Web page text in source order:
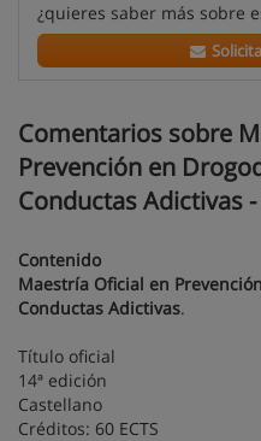
¿quieres saber más sobre
Comentarios sobre
Prevención en
Conductas Adictivas
Contenido
Maestría Oficial en
Conductas Adictivas.
Título oficial
14ª edición
Castellano
Créditos: 60 ECTS